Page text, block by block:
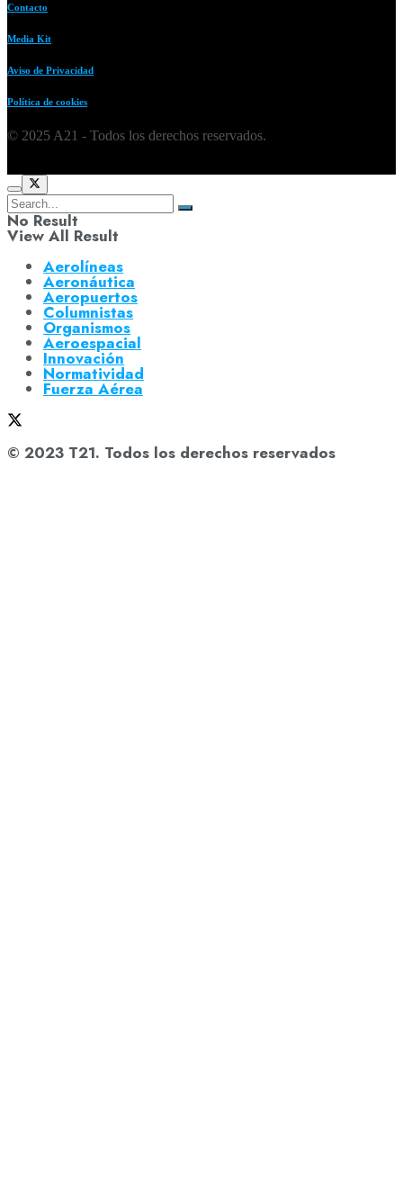
Contacto
Media Kit
Aviso de Privacidad
Política de cookies
© 2025 A21 - Todos los derechos reservados.
No Result
View All Result
Aerolíneas
Aeronáutica
Aeropuertos
Columnistas
Organismos
Aeroespacial
Innovación
Normatividad
Fuerza Aérea
© 2023 T21. Todos los derechos reservados